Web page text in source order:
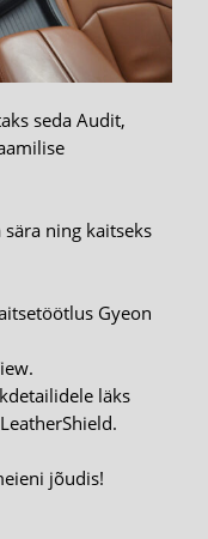
seda Audit,
ning kaitseks
Gyeon
läks
jõudis!